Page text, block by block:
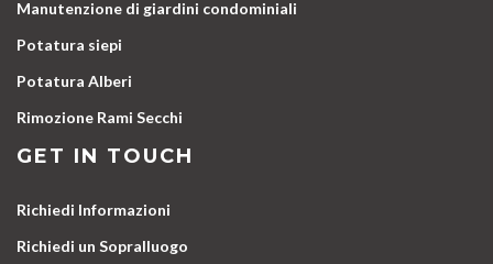
Manutenzione di giardini condominiali
Potatura siepi
Potatura Alberi
Rimozione Rami Secchi
GET IN TOUCH
Richiedi Informazioni
Richiedi un Sopralluogo